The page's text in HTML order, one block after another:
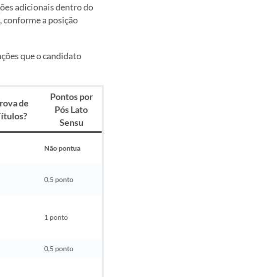
adicionais dentro do
conforme a posição
que o candidato
de
Pontos por
Pós Lato
Sensu
Não pontua
0,5 ponto
1 ponto
0,5 ponto